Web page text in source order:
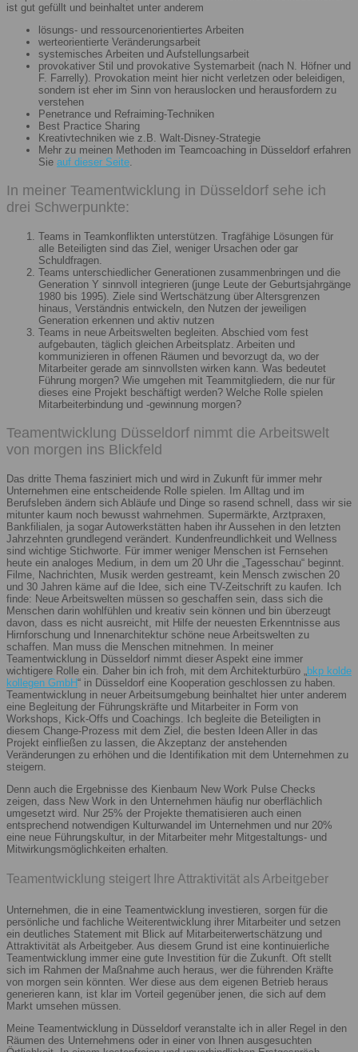
ist gut gefüllt und beinhaltet unter anderem
lösungs- und ressourcenorientiertes Arbeiten
werteorientierte Veränderungsarbeit
systemisches Arbeiten und Aufstellungsarbeit
provokativer Stil und provokative Systemarbeit (nach N. Höfner und
F. Farrelly). Provokation meint hier nicht verletzen oder beleidigen,
sondern ist eher im Sinn von herauslocken und herausfordern zu
verstehen
Penetrance und Refraiming-Techniken
Best Practice Sharing
Kreativtechniken wie z.B. Walt-Disney-Strategie
Mehr zu meinen Methoden im Teamcoaching in Düsseldorf erfahren
Sie auf dieser Seite.
In meiner Teamentwicklung in Düsseldorf sehe ich
drei Schwerpunkte:
Teams in Teamkonflikten unterstützen. Tragfähige Lösungen für
alle Beteiligten sind das Ziel, weniger Ursachen oder gar
Schuldfragen.
Teams unterschiedlicher Generationen zusammenbringen und die
Generation Y sinnvoll integrieren (junge Leute der Geburtsjahrgänge
1980 bis 1995). Ziele sind Wertschätzung über Altersgrenzen
hinaus, Verständnis entwickeln, den Nutzen der jeweiligen
Generation erkennen und aktiv nutzen
Teams in neue Arbeitswelten begleiten. Abschied vom fest
aufgebauten, täglich gleichen Arbeitsplatz. Arbeiten und
kommunizieren in offenen Räumen und bevorzugt da, wo der
Mitarbeiter gerade am sinnvollsten wirken kann. Was bedeutet
Führung morgen? Wie umgehen mit Teammitgliedern, die nur für
dieses eine Projekt beschäftigt werden? Welche Rolle spielen
Mitarbeiterbindung und -gewinnung morgen?
Teamentwicklung Düsseldorf nimmt die Arbeitswelt
von morgen ins Blickfeld
Das dritte Thema fasziniert mich und wird in Zukunft für immer mehr
Unternehmen eine entscheidende Rolle spielen. Im Alltag und im
Berufsleben ändern sich Abläufe und Dinge so rasend schnell, dass wir sie
mitunter kaum noch bewusst wahrnehmen. Supermärkte, Arztpraxen,
Bankfilialen, ja sogar Autowerkstätten haben ihr Aussehen in den letzten
Jahrzehnten grundlegend verändert. Kundenfreundlichkeit und Wellness
sind wichtige Stichworte. Für immer weniger Menschen ist Fernsehen
heute ein analoges Medium, in dem um 20 Uhr die „Tagesschau“ beginnt.
Filme, Nachrichten, Musik werden gestreamt, kein Mensch zwischen 20
und 30 Jahren käme auf die Idee, sich eine TV-Zeitschrift zu kaufen. Ich
finde: Neue Arbeitswelten müssen so geschaffen sein, dass sich die
Menschen darin wohlfühlen und kreativ sein können und bin überzeugt
davon, dass es nicht ausreicht, mit Hilfe der neuesten Erkenntnisse aus
Hirnforschung und Innenarchitektur schöne neue Arbeitswelten zu
schaffen. Man muss die Menschen mitnehmen. In meiner
Teamentwicklung in Düsseldorf nimmt dieser Aspekt eine immer
wichtigere Rolle ein. Daher bin ich froh, mit dem Architekturbüro „bkp kolde
kollegen GmbH“ in Düsseldorf eine Kooperation geschlossen zu haben.
Teamentwicklung in neuer Arbeitsumgebung beinhaltet hier unter anderem
eine Begleitung der Führungskräfte und Mitarbeiter in Form von
Workshops, Kick-Offs und Coachings. Ich begleite die Beteiligten in
diesem Change-Prozess mit dem Ziel, die besten Ideen Aller in das
Projekt einfließen zu lassen, die Akzeptanz der anstehenden
Veränderungen zu erhöhen und die Identifikation mit dem Unternehmen zu
steigern.
Denn auch die Ergebnisse des Kienbaum New Work Pulse Checks
zeigen, dass New Work in den Unternehmen häufig nur oberflächlich
umgesetzt wird. Nur 25% der Projekte thematisieren auch einen
entsprechend notwendigen Kulturwandel im Unternehmen und nur 20%
eine neue Führungskultur, in der Mitarbeiter mehr Mitgestaltungs- und
Mitwirkungsmöglichkeiten erhalten.
Teamentwicklung steigert Ihre Attraktivität als Arbeitgeber
Unternehmen, die in eine Teamentwicklung investieren, sorgen für die
persönliche und fachliche Weiterentwicklung ihrer Mitarbeiter und setzen
ein deutliches Statement mit Blick auf Mitarbeiterwertschätzung und
Attraktivität als Arbeitgeber. Aus diesem Grund ist eine kontinuierliche
Teamentwicklung immer eine gute Investition für die Zukunft. Oft stellt
sich im Rahmen der Maßnahme auch heraus, wer die führenden Kräfte
von morgen sein könnten. Wer diese aus dem eigenen Betrieb heraus
generieren kann, ist klar im Vorteil gegenüber jenen, die sich auf dem
Markt umsehen müssen.
Meine Teamentwicklung in Düsseldorf veranstalte ich in aller Regel in den
Räumen des Unternehmens oder in einer von Ihnen ausgesuchten